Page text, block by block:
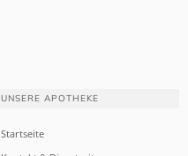
UNSERE APOTHEKE
Startseite